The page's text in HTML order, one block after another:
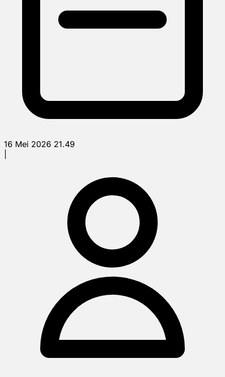
16 Mei 2026 21.49